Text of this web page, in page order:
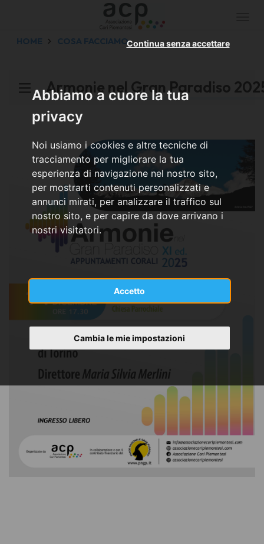
Abbiamo a cuore la tua
privacy
Noi usiamo i cookies e altre tecniche di
tracciamento per migliorare la tua
esperienza di navigazione nel nostro sito,
per mostrarti contenuti personalizzati e
annunci mirati, per analizzare il traffico sul
nostro sito, e per capire da dove arrivano i
nostri visitatori.
Accetto
Continua senza accettare
Cambia le mie impostazioni
HOME COSA FACCIAMO
Armonie nel Gran Paradiso